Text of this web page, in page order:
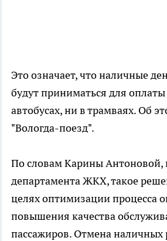
Это означает, что наличные
будут приниматься для
автобусах, ни в трамваях. Об
"Вологда-поезд".
По словам Карины Антоновой,
департамента ЖКХ, такое
целях оптимизации процесса
повышения качества
пассажиров. Отмена наличных